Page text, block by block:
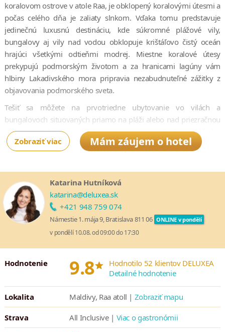
koralovom ostrove v atole Raa, je obklopený koralovými útesmi a
počas celého dňa je zaliaty slnkom. Vďaka tomu predstavuje
jedinečnú luxusnú destináciu, kde súkromné plážové vily,
bungalovy aj vily nad vodou obklopuje krištáľovo čistý oceán
hrajúci všetkými odtieňmi modrej. Miestne koralové útesy
prekypujú podmorským životom a za hranicami lagúny vám
hlbiny Lakadivského mora pripravia nezabudnuteľné zážitky z
objavovania podmorského sveta.
Tešiť sa môžete na prvotriedne ubytovanie vo vilách a
bungalovoch situovaných priamo na pláži alebo nad priezračnou
lagúnou. Každá vila aj bungalov sa vyznačujú jedinečným
dizajnom, ktorý vytvára príjemnú atmosféru a útulné prostredie.
obľúbené špeciality alebo objaviť chute tradičnej maldivskej
kuchyne.
Dovolenka v rezorte Niva Dhigali Maldives je ideálnou voľbou aj
pre milovníkov aktívneho oddychu. Na výber máte širokú
ponuku aktivít vrátane potápania, šnorchlovania a vodných
ďalších. Zúčastniť sa môžete aj atraktívnych výletov, napríklad
rybárskych výprav. Samozrejmosťou je aj relax v hotelovom spa a
možnosť zacvičiť si v moderne vybavenom fitness centre.
Služby, ktoré rezort ponúka:
Zobraziť viac Mám záujem o hotel
Katarina Hutníková
katarina@deluxea.sk
+421 948 759 074
Námestie 1. mája 9, Bratislava 811 06 ONLINE v pondělí
v pondělí 10.08. od 09:00 do 17:30
Hodnotenie 9.8* Hodnotilo 52 klientov DELUXEA
Detailné hodnotenie
Lokalita Maldivy, Raa atoll | Zobraziť mapu
Strava All Inclusive | Viac o gastronómii